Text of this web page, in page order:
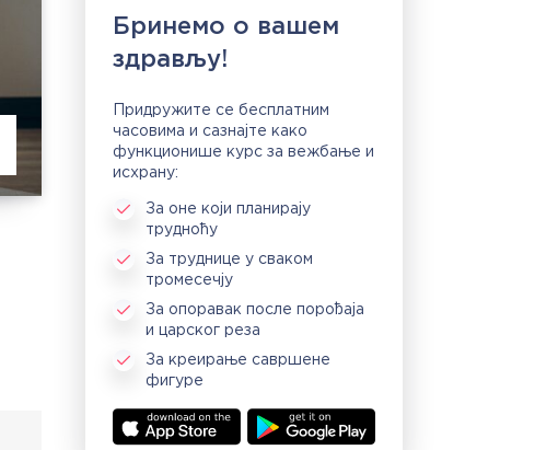
Бринемо о вашем
здрављу!
Придружите се бесплатним
часовима и сазнајте како
функционише курс за вежбање и
исхрану:
За оне који планирају
трудноћу
За труднице у сваком
тромесечју
За опоравак после порођаја
и царског реза
За креирање савршене
фигуре